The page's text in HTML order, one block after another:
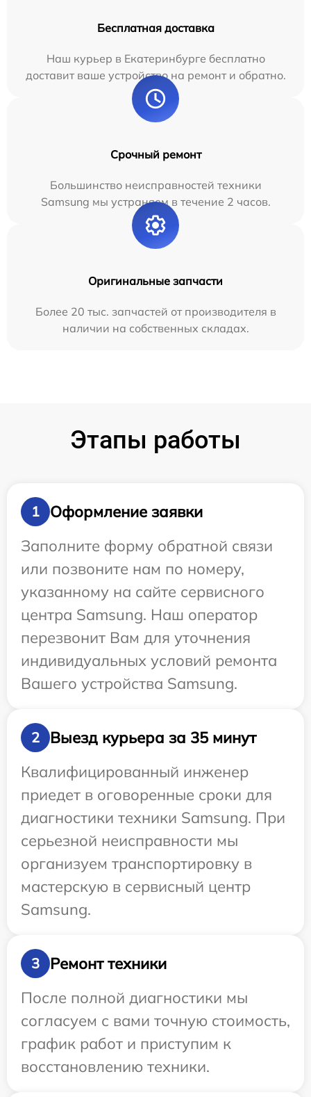
Бесплатная доставка
Наш курьер в Екатеринбурге бесплатно
доставит ваше устройство на ремонт и обратно.
Срочный ремонт
Большинство неисправностей техники
Samsung мы устраняем в течение 2 часов.
Оригинальные запчасти
Более 20 тыс. запчастей от производителя в
наличии на собственных складах.
Этапы работы
1
Оформление заявки
Заполните форму обратной связи
или позвоните нам по номеру,
указанному на сайте сервисного
центра Samsung. Наш оператор
перезвонит Вам для уточнения
индивидуальных условий ремонта
Вашего устройства Samsung.
2
Выезд курьера за 35 минут
Квалифицированный инженер
приедет в оговоренные сроки для
диагностики техники Samsung. При
серьезной неисправности мы
организуем транспортировку в
мастерскую в сервисный центр
Samsung.
3
Ремонт техники
После полной диагностики мы
согласуем с вами точную стоимость,
график работ и приступим к
восстановлению техники.